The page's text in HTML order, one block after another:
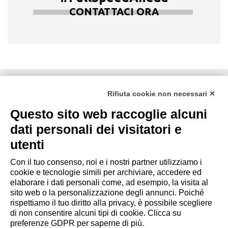
CONTATTACI ORA
società soggetta alla direzione e coordinamento della DZ
Group Holding Srl
P. IVA / Iscr. Reg. Imp. Forlì-Cesena 03945420408
Privacy Policy |Rivedi preferenze Cookies |Cookie
Policy|Credits
Copyright e Note Legali
Rifiuta cookie non necessari ✕
Questo sito web raccoglie alcuni
dati personali dei visitatori e
utenti
Con il tuo consenso, noi e i nostri partner utilizziamo i
cookie e tecnologie simili per archiviare, accedere ed
elaborare i dati personali come, ad esempio, la visita al
sito web o la personalizzazione degli annunci. Poiché
rispettiamo il tuo diritto alla privacy, è possibile scegliere
di non consentire alcuni tipi di cookie. Clicca su
preferenze GDPR per saperne di più.